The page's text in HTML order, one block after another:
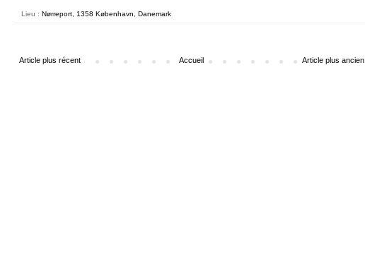
Lieu : Nørreport, 1358 København, Danemark
Article plus récent Article plus ancien
Accueil